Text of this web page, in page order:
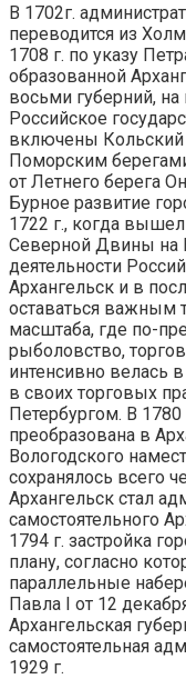
В 1702г.
переводится из
1708 г. по указу
образованной
восьми губерний,
Российское
включены Кольский
Поморским
от Летнего берега
Бурное развитие
1722 г., когда
Северной Двины на
деятельности
Архангельск и в
оставаться важным
масштаба, где по-
рыболовство,
интенсивно велась
в своих торговых
Петербургом. В 1780
преобразована в
Вологодского
сохранялось всего
Архангельск стал
самостоятельного
1794 г. застройка
плану, согласно
параллельные
Павла I от 12
Архангельская
самостоятельная
1929 г.